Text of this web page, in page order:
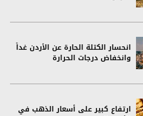
انحسار الكتلة الحارة عن الأردن غداً
وانخفاض درجات الحرارة
ارتفاع كبير على أسعار الذهب في